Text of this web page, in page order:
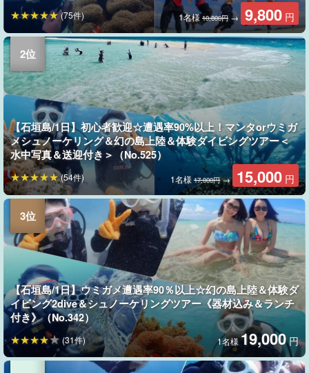
1名様10,800円 → 9,800 円
(75件)
【石垣島/1日】初心者歓迎☆遭遇率90%以上！マンタorウミガ
メシュノーケリング＆幻の島上陸＆体験ダイビングツアー＜
水中写真＆送迎付き＞（No.525）
1名様 17,000円→ 15,000 円
(54件)
【石垣島/1日】ウミガメ遭遇率90％以上☆幻の島上陸＆体験ダ
イビング2dive＆シュノーケリングツアー《器材込み＆ランチ
付き》（No.342）
1名様19,000 円
(31件)